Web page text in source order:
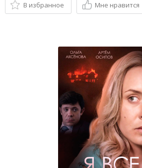
В избранное Мне нравится